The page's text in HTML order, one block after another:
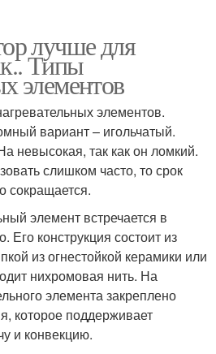
лучше для
Типы
элементов
элементов.
вариант – игольчатый.
невысокая, так как он ломкий.
слишком часто, то срок
сокращается.
элемент встречается в
Его конструкция состоит из
из огнестойкой керамики или
нихромовая нить. На
элемента закреплено
которое поддерживает
и конвекцию.